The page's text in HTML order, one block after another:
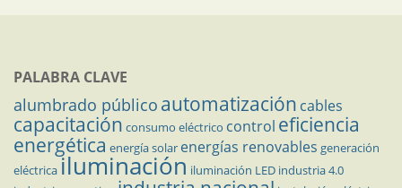
PALABRA CLAVE
alumbrado público automatización cables
capacitación consumo eléctrico control eficiencia
energética energía solar energías renovables generación
eléctricailuminación iluminación LED industria 4.0